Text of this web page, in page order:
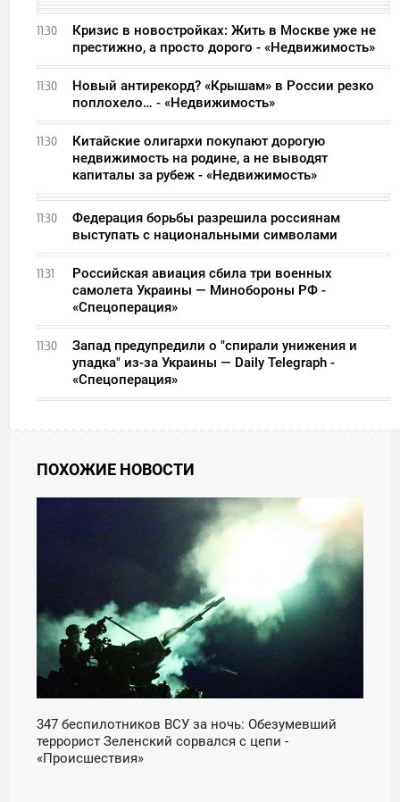
11:30
Кризис в новостройках: Жить в Москве уже не
престижно, а просто дорого - «Недвижимость»
11:30
Новый антирекорд? «Крышам» в России резко
поплохело… - «Недвижимость»
11:30
Китайские олигархи покупают дорогую
недвижимость на родине, а не выводят
капиталы за рубеж - «Недвижимость»
11:30
Федерация борьбы разрешила россиянам
выступать с национальными символами
11:31
Российская авиация сбила три военных
самолета Украины — Минобороны РФ -
«Спецоперация»
11:30
Запад предупредили о "спирали унижения и
упадка" из-за Украины — Daily Telegraph -
«Спецоперация»
ПОХОЖИЕ НОВОСТИ
347 беспилотников ВСУ за ночь: Обезумевший
террорист Зеленский сорвался с цепи -
«Происшествия»